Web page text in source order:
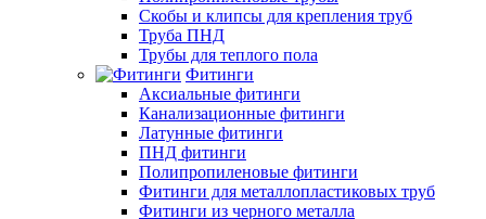
Скобы и клипсы для крепления труб
Труба ПНД
Трубы для теплого пола
Фитинги
Аксиальные фитинги
Канализационные фитинги
Латунные фитинги
ПНД фитинги
Полипропиленовые фитинги
Фитинги для металлопластиковых труб
Фитинги из черного металла